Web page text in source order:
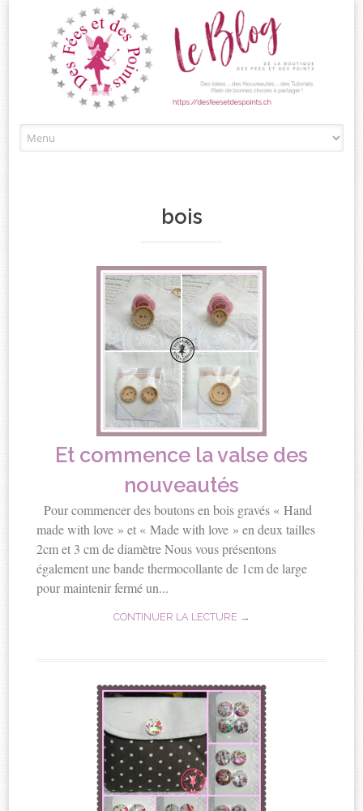
au
bois
Et commence la valse des
nouveautés
Pour commencer des boutons en bois gravés « Hand
made with love » et « Made with love » en deux tailles
2cm et 3 cm de diamètre Nous vous présentons
également une bande thermocollante de 1cm de large
pour maintenir fermé un...
CONTINUER LA LECTURE →